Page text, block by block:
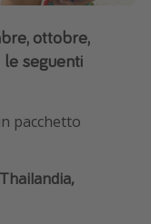
ottobre,
seguenti
pacchetto